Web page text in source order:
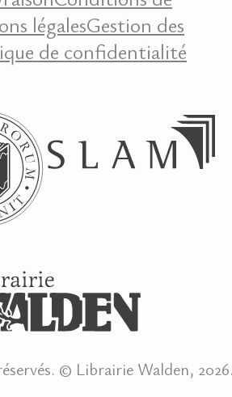
légalesGestion des
de confidentialité
© Librairie Walden,